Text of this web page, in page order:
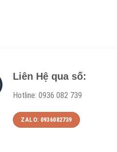
Liên Hệ qua số:
Hotline: 0936 082 739
ZALO: 0936082739